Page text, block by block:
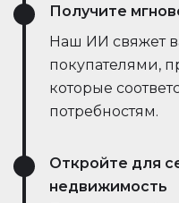
Получите
Наш ИИ свяжет
покупателями,
которые
потребностям.
Откройте для
недвижимость